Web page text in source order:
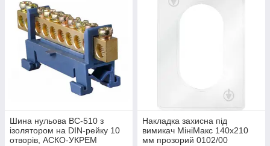
Шина нульова BC-510 з
ізолятором на DIN-рейку 10
отворів, АСКО-УКРЕМ
Накладка захисна під
вимикач МініМакс 140х210
мм прозорий 0102/00